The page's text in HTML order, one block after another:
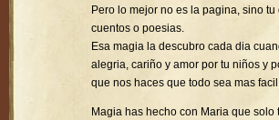
Pero lo mejor no es la pagina, sino
cuentos o poesias.
Esa magia la descubro cada dia
alegria, cariño y amor por tu niños y
que nos haces que todo sea mas
Magia has hecho con Maria que solo